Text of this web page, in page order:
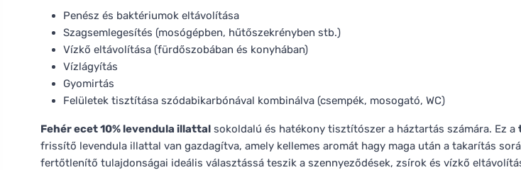
Penész és baktériumok eltávolítása
Szagsemlegesítés (mosógépben, hűtőszekrényben stb.)
Vízkő eltávolítása (fürdőszobában és konyhában)
Vízlágyítás
Gyomirtás
Felületek tisztítása szódabikarbónával kombinálva (csempék, mosogató, WC)
Fehér ecet 10% levendula illattal sokoldalú és hatékony tisztítószer a háztartás számára. Ez a
frissítő levendula illattal van gazdagítva, amely kellemes aromát hagy maga után a takarítás
fertőtlenítő tulajdonságai ideális választássá teszik a szennyeződések, zsírok és vízkő